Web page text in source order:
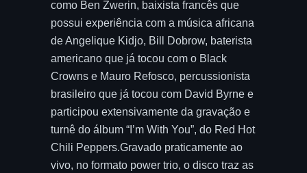
como Ben Zwerin, baixista francês que
possui experiência com a música africana
de Angelique Kidjo, Bill Dobrow, baterista
americano que já tocou com o Black
Crowns e Mauro Refosco, percussionista
brasileiro que já tocou com David Byrne e
participou extensivamente da gravação e
turnê do álbum “I’m With You”, do Red Hot
Chili Peppers.Gravado praticamente ao
vivo, no formato power trio, o disco traz as